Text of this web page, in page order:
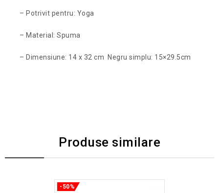
– Potrivit pentru: Yoga
– Material: Spuma
– Dimensiune: 14 x 32 cm Negru simplu: 15×29.5cm
Produse similare
-50%